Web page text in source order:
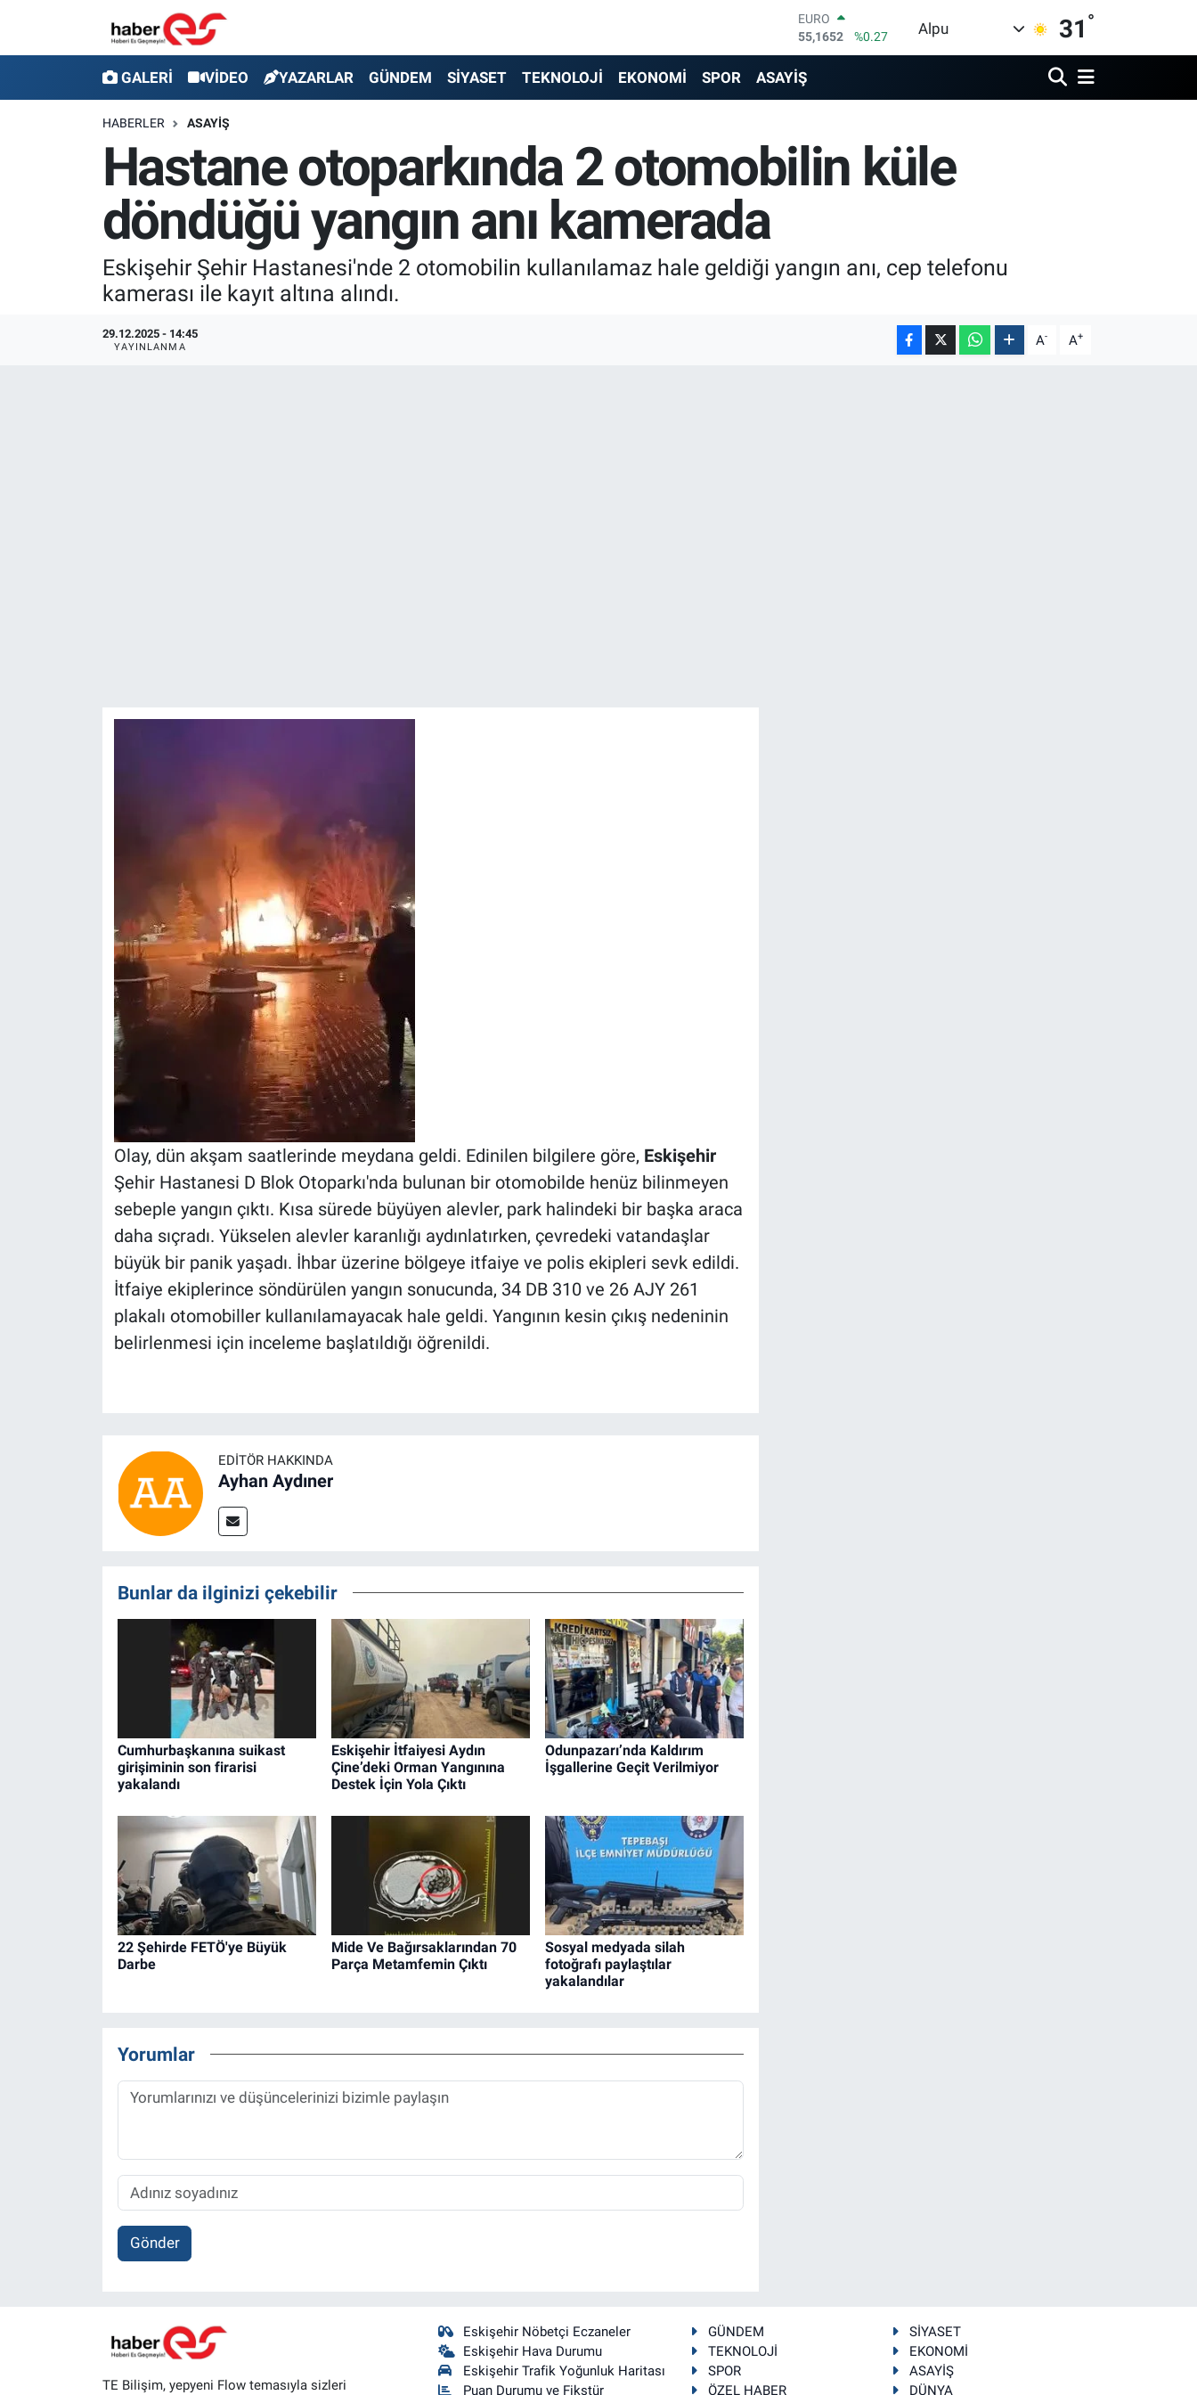
EURO
55,1652
%0.27
STERLİN
64,4046
GRAM ALTIN
13.773
%-19
BITCOIN
%1.2
Alpu 31 °
GALERİ VİDEO YAZARLAR GÜNDEM SİYASET TEKNOLOJİ EKONOMİ SPOR ASAYİŞ
HABERLER ASAYİŞ
Hastane otoparkında 2 otomobilin küle
döndüğü yangın anı kamerada
Eskişehir Şehir Hastanesi'nde 2 otomobilin kullanılamaz hale geldiği yangın anı, cep telefonu
kamerası ile kayıt altına alındı.
29.12.2025 - 14:45
YAYINLANMA A- A+
Olay, dün akşam saatlerinde meydana geldi. Edinilen bilgilere göre, Eskişehir
Şehir Hastanesi D Blok Otoparkı'nda bulunan bir otomobilde henüz bilinmeyen
sebeple yangın çıktı. Kısa sürede büyüyen alevler, park halindeki bir başka araca
daha sıçradı. Yükselen alevler karanlığı aydınlatırken, çevredeki vatandaşlar
büyük bir panik yaşadı. İhbar üzerine bölgeye itfaiye ve polis ekipleri sevk edildi.
İtfaiye ekiplerince söndürülen yangın sonucunda, 34 DB 310 ve 26 AJY 261
plakalı otomobiller kullanılamayacak hale geldi. Yangının kesin çıkış nedeninin
belirlenmesi için inceleme başlatıldığı öğrenildi.
EDITÖR HAKKINDA
Ayhan Aydıner
Bunlar da ilginizi çekebilir
Cumhurbaşkanına suikast
girişiminin son firarisi
yakalandı
Eskişehir İtfaiyesi Aydın
Çine’deki Orman Yangınına
Destek İçin Yola Çıktı
Odunpazarı’nda Kaldırım
İşgallerine Geçit Verilmiyor
22 Şehirde FETÖ'ye Büyük
Darbe
Mide Ve Bağırsaklarından 70
Parça Metamfemin Çıktı
Sosyal medyada silah
fotoğrafı paylaştılar
yakalandılar
Yorumlar
Gönder
TE Bilişim, yepyeni Flow temasıyla sizleri
Eskişehir Nöbetçi Eczaneler
Eskişehir Hava Durumu
Eskişehir Trafik Yoğunluk Haritası
Puan Durumu ve Fikstür
GÜNDEM
SİYASET
TEKNOLOJİ
EKONOMİ
SPOR
ASAYİŞ
ÖZEL HABER
DÜNYA
YAZARLAR
TEKNOLOJİ
EKONOMİ
Eskişehir Nöbetçi Eczaneler
Eskişehir Trafik Yoğunluk Haritası
Süper Lig Puan Durumu ve Fikstür
Son Dakika Haberleri
Haber Arşivi